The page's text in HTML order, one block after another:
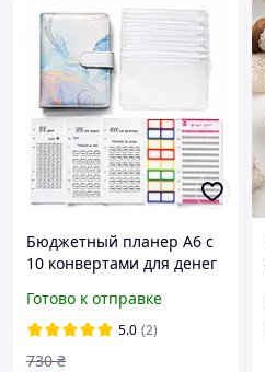
Бюджетный планер А6 с
10 конвертами для денег
Готово к отправке
5.0 (2)
730 ₴